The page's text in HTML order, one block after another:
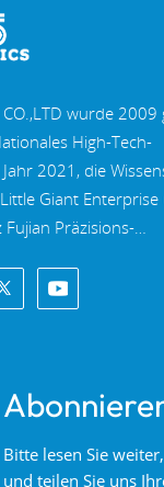
CO.,LTD wurde
High-Tech-
2021, die
Giant
Präzisions-
in der wunderschöne
Chinas,
Gruppe qualifiziertem
und einem
Bitte lesen Sie
und teilen Sie uns